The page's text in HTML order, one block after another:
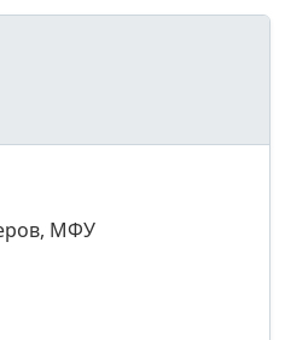
МФУ